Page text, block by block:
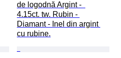
de logodnă Argint -
4.15ct. tw. Rubin -
Diamant - Inel din argint
cu rubine.